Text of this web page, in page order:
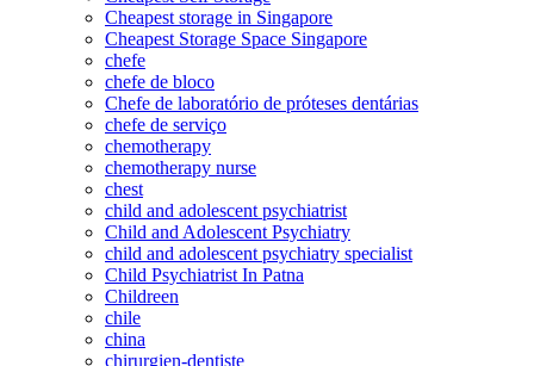
Cheapest storage in Singapore
Cheapest Storage Space Singapore
chefe
chefe de bloco
Chefe de laboratório de próteses dentárias
chefe de serviço
chemotherapy
chemotherapy nurse
chest
child and adolescent psychiatrist
Child and Adolescent Psychiatry
child and adolescent psychiatry specialist
Child Psychiatrist In Patna
Childreen
chile
china
chirurgien-dentiste